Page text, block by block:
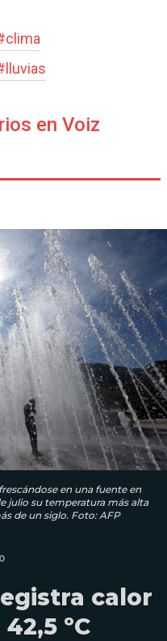
clima
lluvias
en Voiz
en una fuente en
julio su temperatura más alta
de un siglo. Foto: AFP
calor
ºC